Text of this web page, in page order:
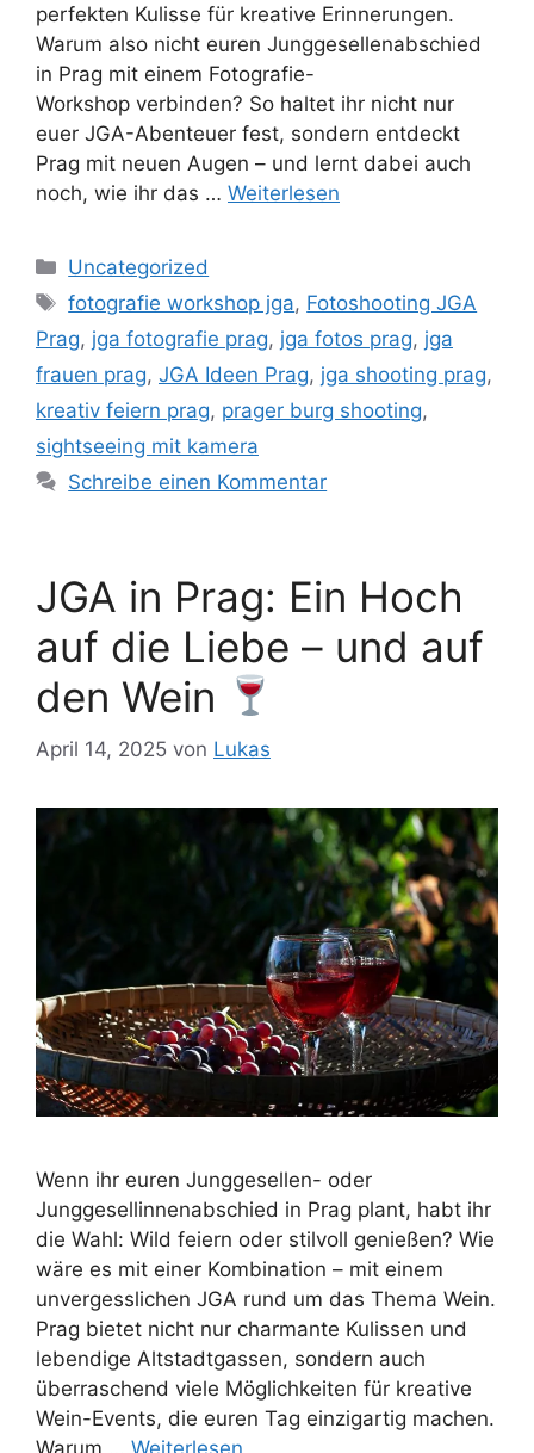
perfekten Kulisse für kreative Erinnerungen.
Warum also nicht euren Junggesellenabschied
in Prag mit einem Fotografie-
Workshop verbinden? So haltet ihr nicht nur
euer JGA-Abenteuer fest, sondern entdeckt
Prag mit neuen Augen – und lernt dabei auch
noch, wie ihr das … Weiterlesen
Kategorien
Uncategorized
Schlagwörter
fotografie workshop jga, Fotoshooting JGA
Prag, jga fotografie prag, jga fotos prag, jga
frauen prag, JGA Ideen Prag, jga shooting prag,
kreativ feiern prag, prager burg shooting,
sightseeing mit kamera
Schreibe einen Kommentar
JGA in Prag: Ein Hoch
auf die Liebe – und auf
den Wein
April 14, 2025 von Lukas
Wenn ihr euren Junggesellen- oder
Junggesellinnenabschied in Prag plant, habt ihr
die Wahl: Wild feiern oder stilvoll genießen? Wie
wäre es mit einer Kombination – mit einem
unvergesslichen JGA rund um das Thema Wein.
Prag bietet nicht nur charmante Kulissen und
lebendige Altstadtgassen, sondern auch
überraschend viele Möglichkeiten für kreative
Wein-Events, die euren Tag einzigartig machen.
Warum … Weiterlesen